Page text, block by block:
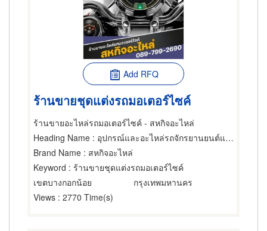
Add RFQ
ร้านขายชุดแต่งรถมอเตอร์ไซค์
ร้านขายอะไหล่รถมอเตอร์ไซค์ - สหกิจอะไหล่
Heading Name : อุปกรณ์และอะไหล่รถจักรยานยนต์และรถสกูตเตอร์,ขายส่งและผู้ผลิตอุปกรณ์และอะไหล่รถจักรยานยนต์และรถสกูตเตอร์,ซ่อมรถจักรยานยนต์และรถสกูตเตอร์
Brand Name : สหกิจอะไหล่
Keyword : ร้านขายชุดแต่งรถมอเตอร์ไซค์
เขตบางกอกน้อย
กรุงเทพมหานคร
Views : 2770 Time(s)